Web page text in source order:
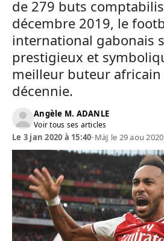
de 279 buts
décembre 2019, le
international gabonais
prestigieux et
meilleur buteur africain
décennie.
Angèle M. ADANLE
Voir tous ses articles
Le 3 jan 2020 à 15:40•MàJ le 29 aou 2020